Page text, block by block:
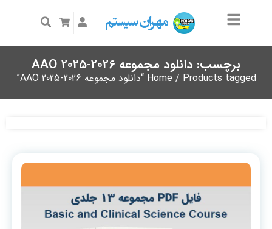
برچسب: دانلود مجموعه AAO 2025-2026
Home / Products tagged “دانلود مجموعه AAO 2025-2026”